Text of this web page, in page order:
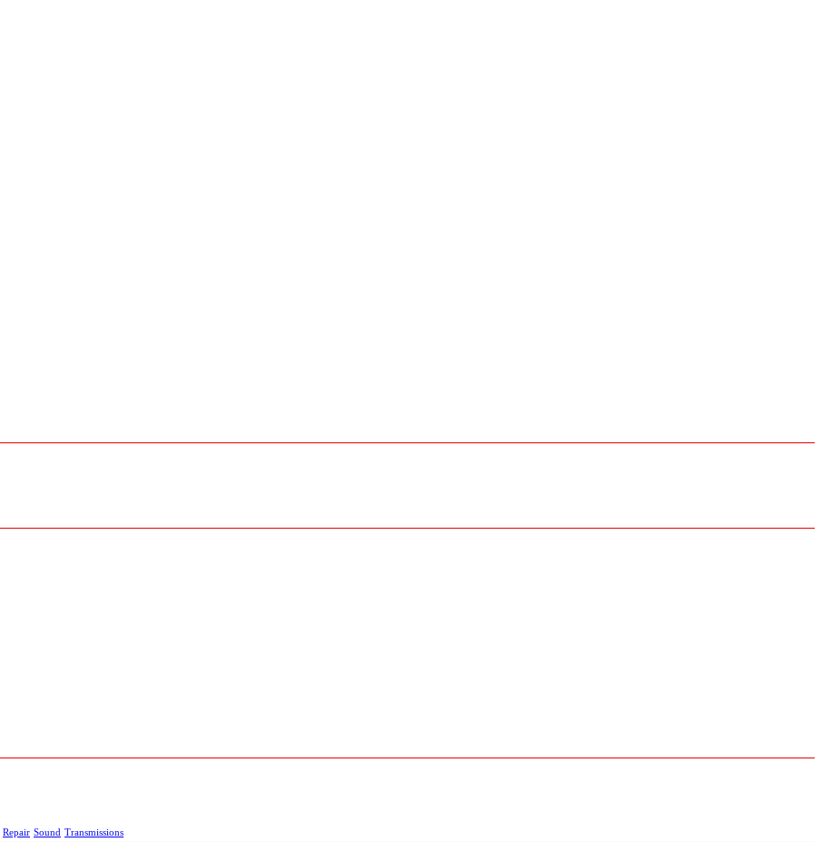
Repair Sound Transmissions